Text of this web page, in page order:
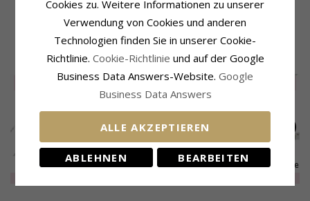
Lieferzeit
4-5 Werktage
KUNDEN KAUFTEN AUCH
25%
BNH Anker facet
50 cm x 1,1 mm
SALE 20%
Bnh veneziahalskette
mm
SALE
Bnh veneziahalskette
mm
Cookies zu. Weitere Informationen zu unserer
Verwendung von Cookies und anderen
Technologien finden Sie in unserer Cookie-
Richtlinie. Cookie-Richtlinie und auf der Google
Business Data Answers-Website. Google
Business Data Answers
ALLE AKZEPTIEREN
ABLEHNEN BEARBEITEN